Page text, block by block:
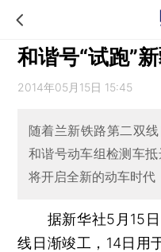
和谐号“试跑”
2014年05月15日 15:45
随着兰新铁路第二双
和谐号动车组检测车
将开启全新的动车时代
据新华社5月15日
线日渐竣工，14日用